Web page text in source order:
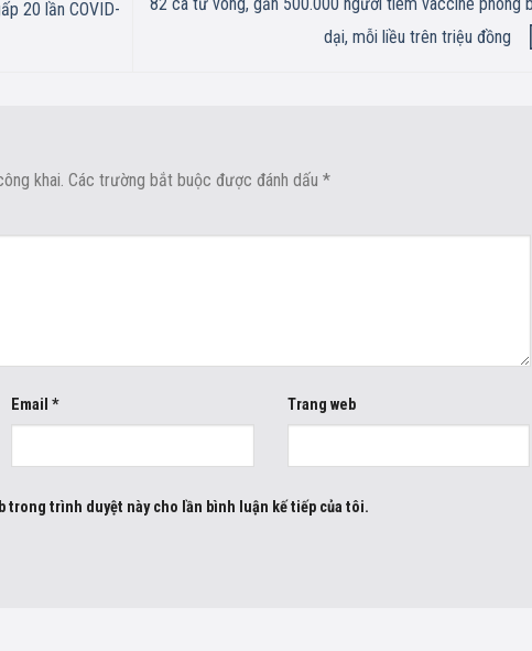
20 lần COVID-
dại, mỗi liều trên triệu đồng
khai. Các trường bắt buộc được đánh dấu *
Email * Trang web
trong trình duyệt này cho lần bình luận kế tiếp của tôi.